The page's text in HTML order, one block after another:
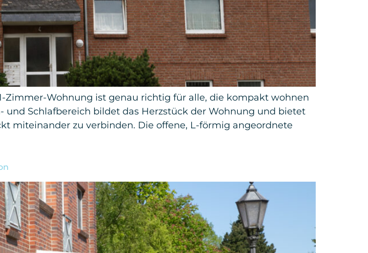
Zimmer-Wohnung ist genau richtig für alle, die kompakt wohnen
Schlafbereich bildet das Herzstück der Wohnung und bietet
miteinander zu verbinden. Die offene, L-förmig angeordnete